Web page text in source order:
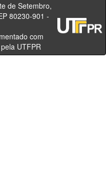
80230-901 -
- Brasil
com
UTFPR